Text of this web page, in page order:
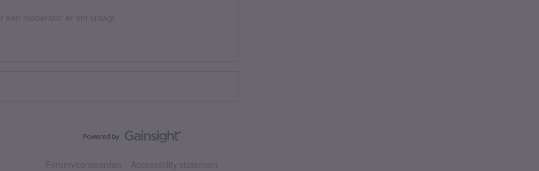
een moderator er om vraagt
Forumvoorwaarden Accessibility statement